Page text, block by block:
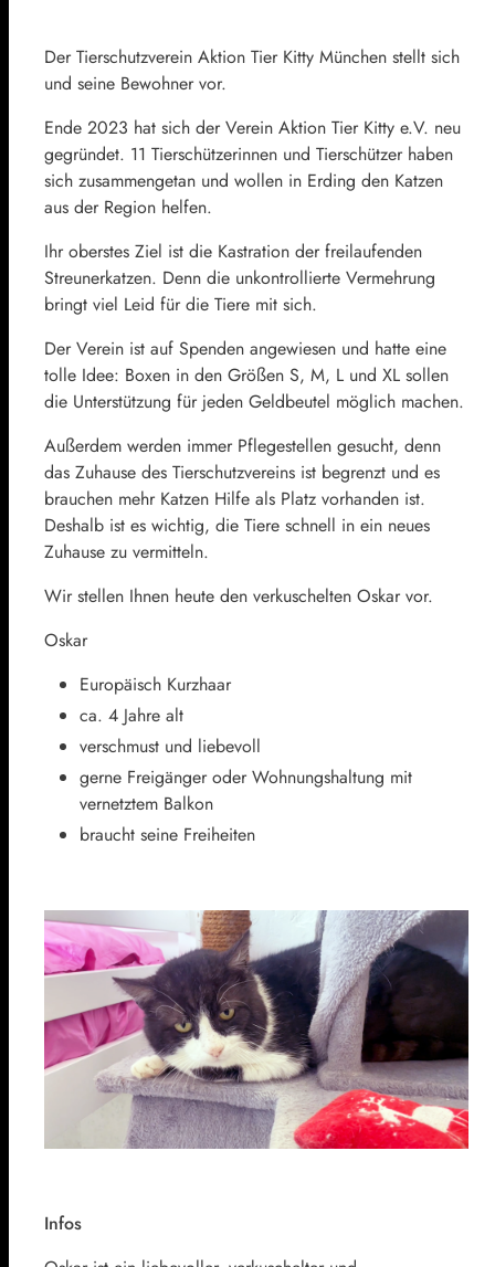
Der Tierschutzverein Aktion Tier Kitty München stellt sich
und seine Bewohner vor.
Ende 2023 hat sich der Verein Aktion Tier Kitty e.V. neu
gegründet. 11 Tierschützerinnen und Tierschützer haben
sich zusammengetan und wollen in Erding den Katzen
aus der Region helfen.
Ihr oberstes Ziel ist die Kastration der freilaufenden
Streunerkatzen. Denn die unkontrollierte Vermehrung
bringt viel Leid für die Tiere mit sich.
Der Verein ist auf Spenden angewiesen und hatte eine
tolle Idee: Boxen in den Größen S, M, L und XL sollen
die Unterstützung für jeden Geldbeutel möglich machen.
Außerdem werden immer Pflegestellen gesucht, denn
das Zuhause des Tierschutzvereins ist begrenzt und es
brauchen mehr Katzen Hilfe als Platz vorhanden ist.
Deshalb ist es wichtig, die Tiere schnell in ein neues
Zuhause zu vermitteln.
Wir stellen Ihnen heute den verkuschelten Oskar vor.
Oskar
Europäisch Kurzhaar
ca. 4 Jahre alt
verschmust und liebevoll
gerne Freigänger oder Wohnungshaltung mit
vernetztem Balkon
braucht seine Freiheiten
Infos